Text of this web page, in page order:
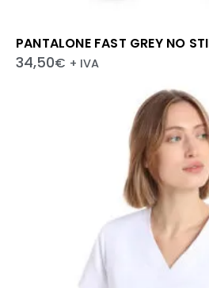
PANTALONE FAST GREY NO
34,50€ + IVA